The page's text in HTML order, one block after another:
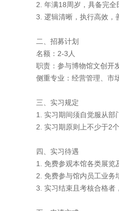
2. 年满18周岁，具备完全
3. 逻辑清晰，执行高效，
二、招募计划
名额：2-3人
职责：参与博物馆文创开
侧重专业：经营管理、市
三、实习规定
1. 实习期间须自觉服从部
2. 实习期原则上不少于2
四、实习待遇
1. 免费参观本馆各类展览
2. 免费参与馆内员工业务
3. 实习结束且考核合格者